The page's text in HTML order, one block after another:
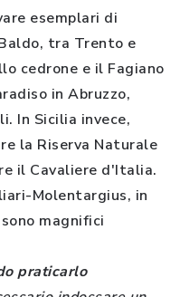
esemplari di
tra Trento e
cedrone e il Fagiano
in Abruzzo,
In Sicilia invece,
la Riserva Naturale
il Cavaliere d'Italia.
Molentargius, in
magnifici
praticarlo